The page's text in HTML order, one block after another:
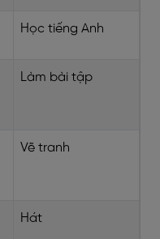
Học tiếng Anh
Làm bài tập
Vẽ tranh
Hát